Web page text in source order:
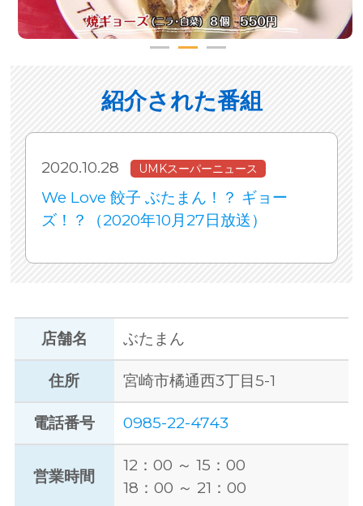
紹介された番組
2020.10.28 UMKスーパーニュース
We Love 餃子 ぶたまん！？ ギョー
ズ！？（2020年10月27日放送）
店舗名 ぶたまん
住所 宮崎市橘通西3丁目5-1
電話番号 0985-22-4743
営業時間
12：00 ～ 15：00
18：00 ～ 21：00